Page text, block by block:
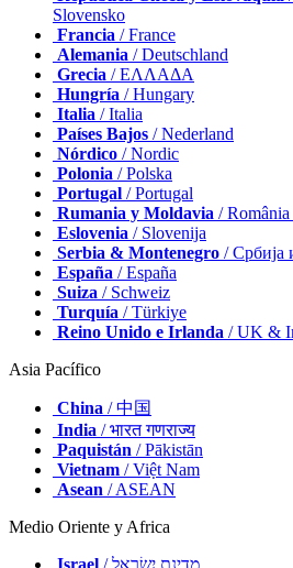
Slovensko
Francia / France
Alemania / Deutschland
Grecia / ΕΛΛΑΔΑ
Hungría / Hungary
Italia / Italia
Países Bajos / Nederland
Nórdico / Nordic
Polonia / Polska
Portugal / Portugal
Rumania y Moldavia /
Eslovenia / Slovenija
Serbia & Montenegro / Србија
España / España
Suiza / Schweiz
Turquía / Türkiye
Reino Unido e Irlanda / UK &
Asia Pacífico
China / 中国
India / भारत गणराज्य
Paquistán / Pākistān
Vietnam / Việt Nam
Asean / ASEAN
Medio Oriente y Africa